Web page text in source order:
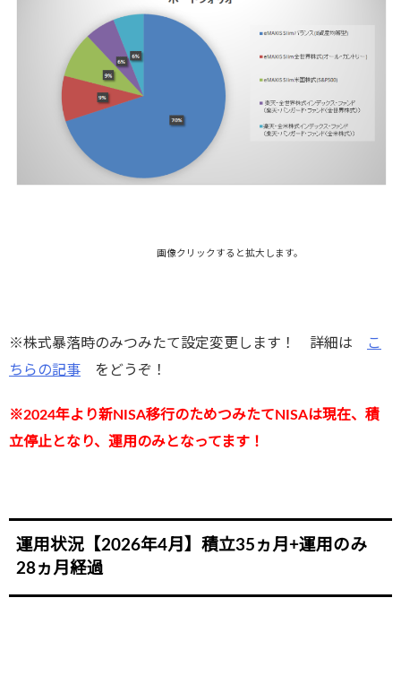
画像クリックすると拡大します。
※株式暴落時のみつみたて設定変更します！ 詳細は
こ
ちらの記事 をどうぞ！
※2024年より新NISA移行のためつみたてNISAは現在、積
立停止となり、運用のみとなってます！
運用状況【2026年4月】積立35ヵ月+運用のみ
28ヵ月経過